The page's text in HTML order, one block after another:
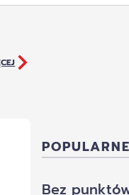
POPULARNE
Bez